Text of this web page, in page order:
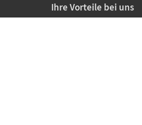
Ihre Vorteile bei uns
Persönliche
Sicheres Einkaufen
Schnelle und